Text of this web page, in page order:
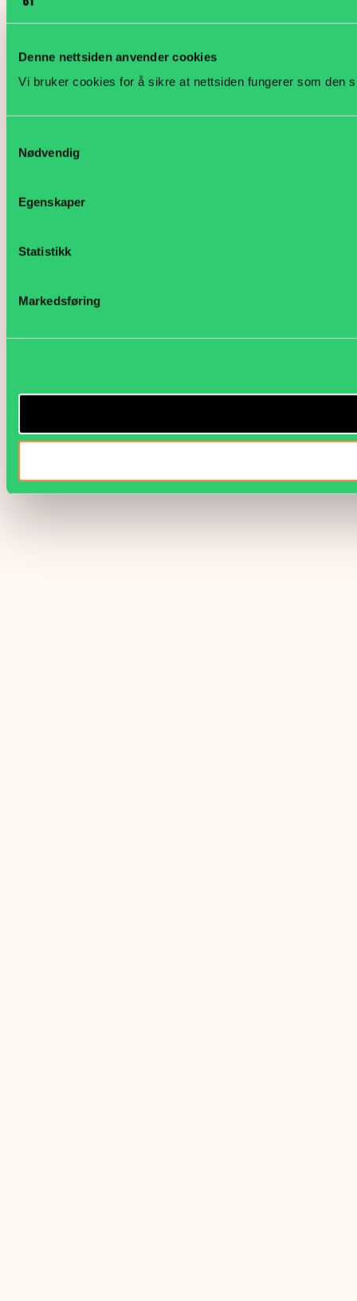
Denne nettsiden anvender cookies
Vi bruker cookies for å sikre at nettsiden fungerer som den
Nødvendig
Egenskaper
Statistikk
Markedsføring